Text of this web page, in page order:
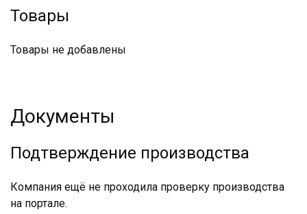
Товары
Товары не добавлены
Документы
Подтверждение производства
Компания ещё не проходила проверку производства
на портале.